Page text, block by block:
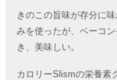
きのこの旨味が存分に
みを使ったが、ベーコ
き、美味しい。
カロリーSlismの栄養素